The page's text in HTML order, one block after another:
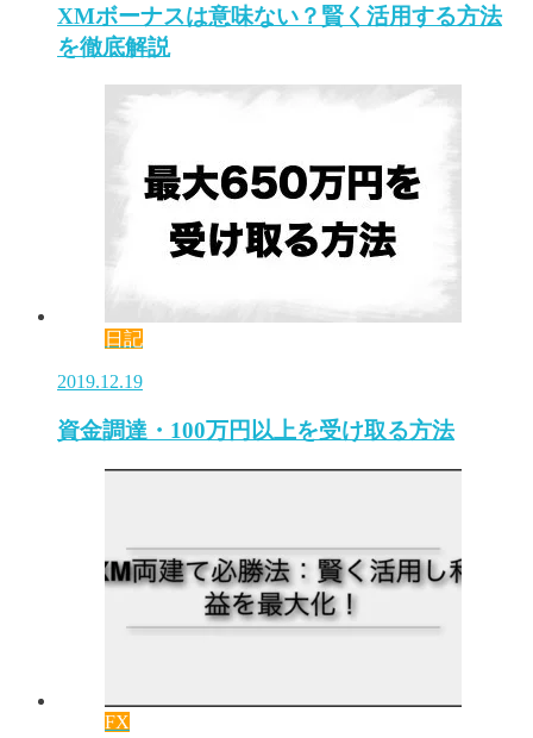
XMボーナスは意味ない？賢く活用する方法
を徹底解説
日記
2019.12.19
資金調達・100万円以上を受け取る方法
FX